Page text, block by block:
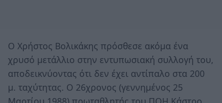
Ο Χρήστος Βολικάκης πρόσθεσε ακόμα ένα
χρυσό μετάλλιο στην εντυπωσιακή συλλογή του,
αποδεικνύοντας ότι δεν έχει αντίπαλο στα 200
μ. ταχύτητας. Ο 26χρονος (γεννημένος 25